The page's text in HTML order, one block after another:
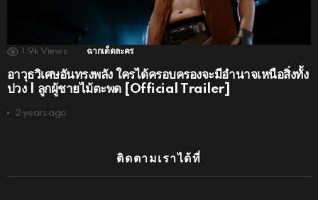
1.9k Views ฉากเด็ดละคร
อาวุธวิเศษอันทรงพลัง ใครได้ครอบครองจะมีอำนาจเหนือสิ่งทั้ง
ปวง | ลูกผู้ชายไม้ตะพด [Official Trailer]
2 years ago
ติดตามเราได้ที่